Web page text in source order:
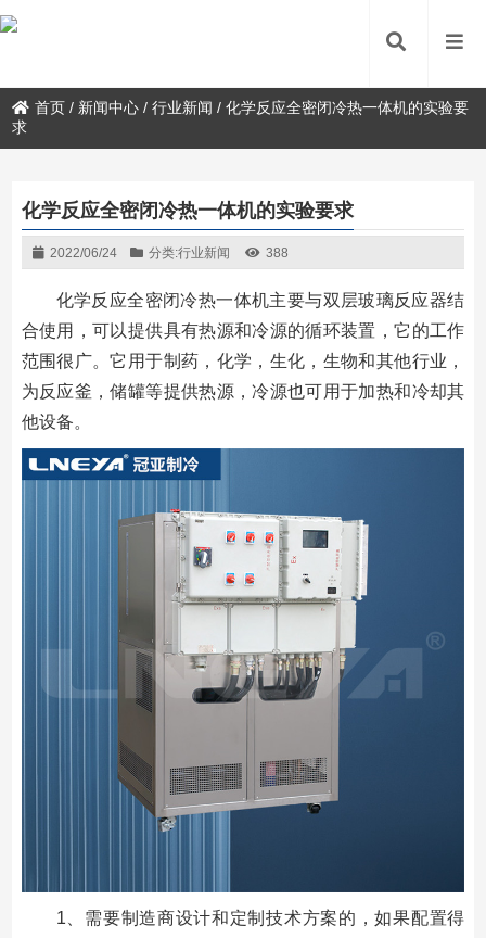
首页 / 新闻中心 /行业新闻 /化学反应全密闭冷热一体机的实验要
求
化学反应全密闭冷热一体机的实验要求
2022/06/24 分类:行业新闻 388
化学反应全密闭冷热一体机主要与双层玻璃反应器结
合使用，可以提供具有热源和冷源的循环装置，它的工作
范围很广。它用于制药，化学，生化，生物和其他行业，
为反应釜，储罐等提供热源，冷源也可用于加热和冷却其
他设备。
1、需要制造商设计和定制技术方案的，如果配置得